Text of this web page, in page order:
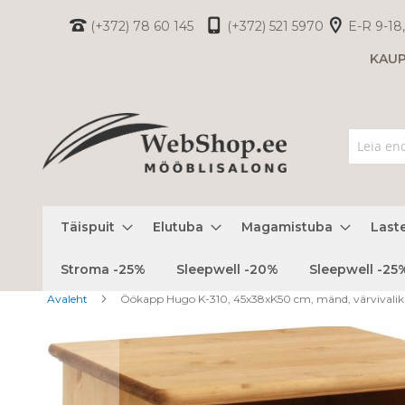
(+372) 78 60 145 (+372) 521 5970
E-R 9-
Täispuit Elutuba Magamistuba
Stroma -25% Sleepwell -20% Sleepwell -
Avaleht Öökapp Hugo K-310, 45x38xK50 cm, mänd, värvivalik
to